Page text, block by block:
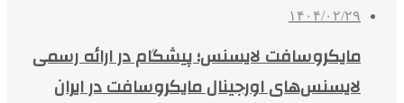
۱۴۰۴/۰۲/۲۹
مایکروسافت لایسنس؛ پیشگام در ارائه رسمی
لایسنس‌های اورجینال مایکروسافت در ایران